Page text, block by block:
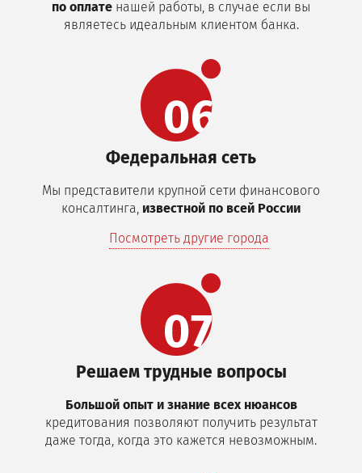
по оплате нашей работы, в случае если вы
являетесь идеальным клиентом банка.
Федеральная сеть
Мы представители крупной сети финансового
консалтинга, известной по всей России
Посмотреть другие города
Решаем трудные вопросы
Большой опыт и знание всех нюансов
кредитования позволяют получить результат
даже тогда, когда это кажется невозможным.